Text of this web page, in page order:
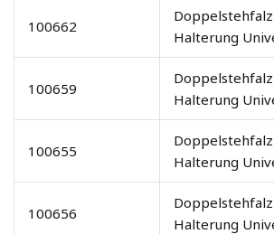
100662
Halterung
100659
Halterung
100655
Halterung
100656
Halterung